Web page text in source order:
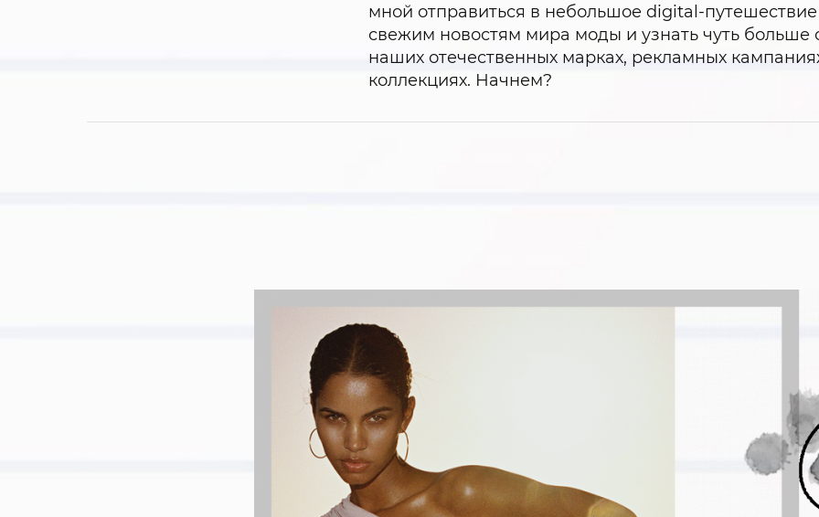
мной отправиться в небольшое digital-
свежим новостям мира моды и узнать чуть больше
наших отечественных марках, рекламных
коллекциях. Начнем?